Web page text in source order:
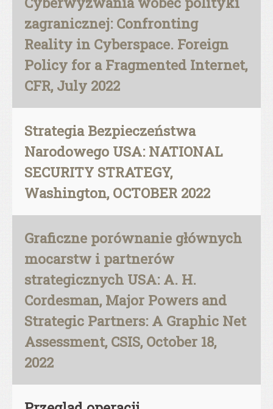
zagranicznej: Confronting
Reality in Cyberspace. Foreign
Policy for a Fragmented Internet,
CFR, July 2022
Strategia Bezpieczeństwa
Narodowego USA: NATIONAL
SECURITY STRATEGY,
Washington, OCTOBER 2022
Graficzne porównanie głównych
mocarstw i partnerów
strategicznych USA: A. H.
Cordesman, Major Powers and
Strategic Partners: A Graphic Net
Assessment, CSIS, October 18,
2022